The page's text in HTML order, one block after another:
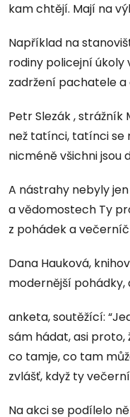
kam chtějí. Mají na
Například na
rodiny policejní
zadržení pachatele
Petr Slezák , strážník
než tatínci, tatínci se
nicméně všichni jsou
A nástrahy nebyly
a vědomostech Ty
z pohádek a
Dana Hauková,
modernější pohádky,
anketa, soutěžící:
sám hádat, asi proto,
co tamje, co tam
zvlášť, když ty
Na akci se podílelo